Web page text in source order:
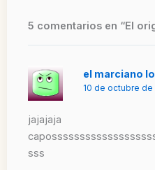
5 comentarios en “El
el marciano
10 de octubre de
jajajaja
sss